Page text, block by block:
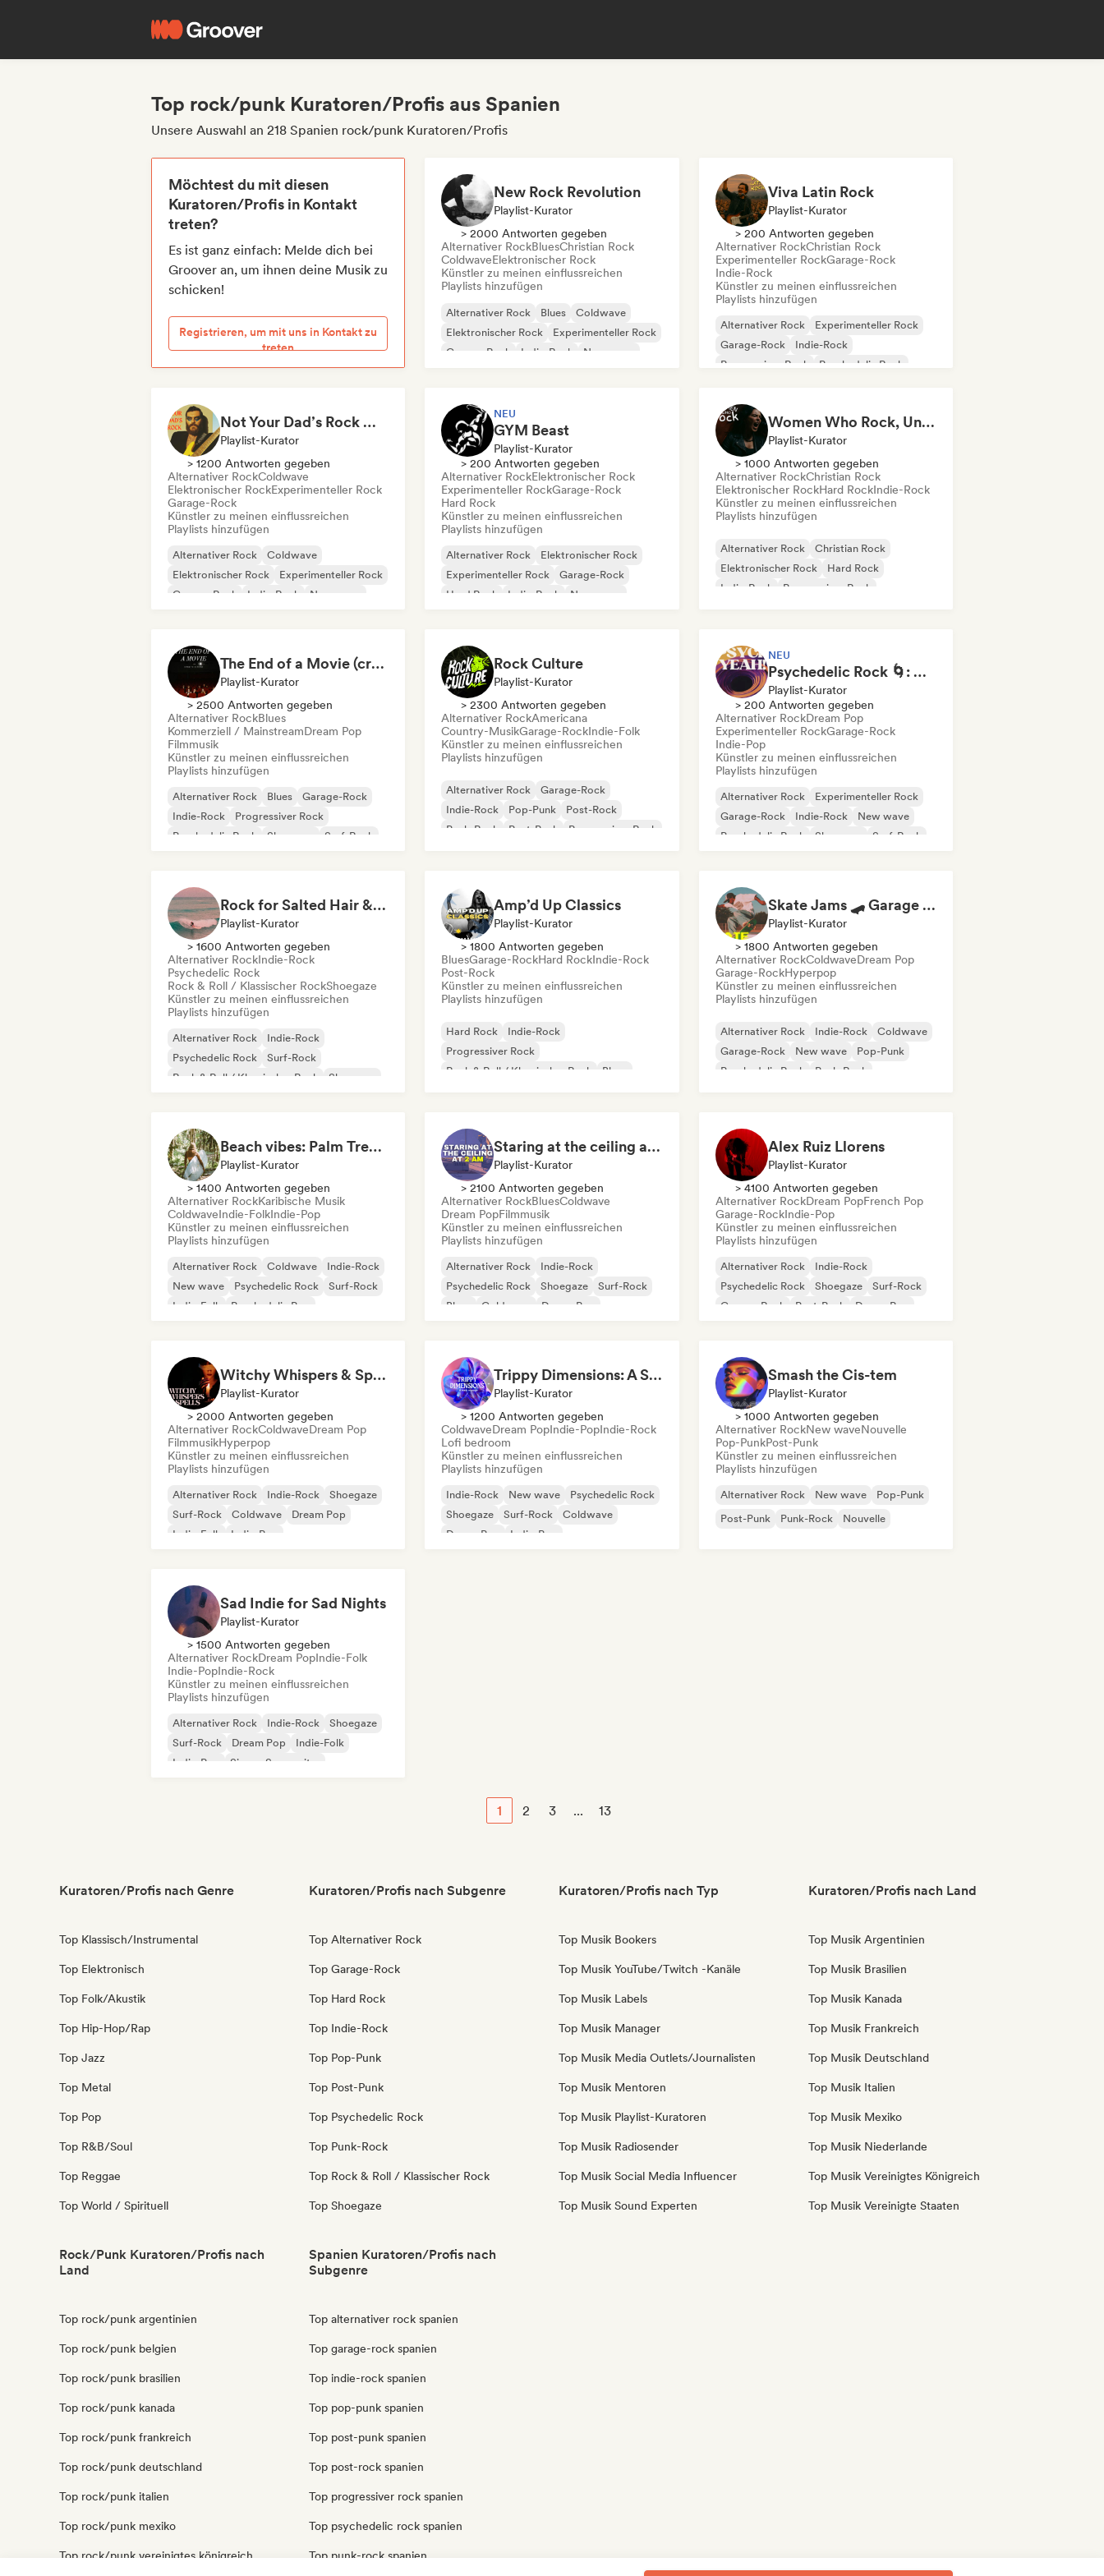
Top rock/punk Kuratoren/Profis aus Spanien
Unsere Auswahl an 218 Spanien rock/punk Kuratoren/Profis
Möchtest du mit diesen
Kuratoren/Profis in Kontakt
treten?
Es ist ganz einfach: Melde dich bei
Groover an, um ihnen deine Musik zu
schicken!
Registrieren, um mit uns in Kontakt zu
treten
New Rock Revolution
Playlist-Kurator
> 2000 Antworten gegeben
Alternativer RockBluesChristian Rock
ColdwaveElektronischer Rock
Künstler zu meinen einflussreichen
Playlists hinzufügen
Alternativer Rock Blues
Coldwave
Elektronischer Rock
Experimenteller Rock
Garage-Rock
Indie-Rock New wave
Viva Latin Rock
Playlist-Kurator
> 200 Antworten gegeben
Alternativer RockChristian Rock
Experimenteller RockGarage-Rock
Indie-Rock
Künstler zu meinen einflussreichen
Playlists hinzufügen
Alternativer Rock
Experimenteller Rock
Garage-Rock
Indie-Rock
Progressiver Rock
Psychedelic Rock
Not Your Dad’s Rock 🤘 Garage Rock, Alt-Rock & Indie Anthems
Playlist-Kurator
> 1200 Antworten gegeben
Alternativer RockColdwave
Elektronischer RockExperimenteller Rock
Garage-Rock
Künstler zu meinen einflussreichen
Playlists hinzufügen
Alternativer Rock
Coldwave
Elektronischer Rock
Experimenteller Rock
Garage-Rock
Indie-Rock
New wave
NEU
GYM Beast
Playlist-Kurator
> 200 Antworten gegeben
Alternativer RockElektronischer Rock
Experimenteller RockGarage-Rock
Hard Rock
Künstler zu meinen einflussreichen
Playlists hinzufügen
Alternativer Rock
Elektronischer Rock
Experimenteller Rock
Garage-Rock
Hard Rock
Indie-Rock
New wave
Women Who Rock, Unapologetically
Playlist-Kurator
> 1000 Antworten gegeben
Alternativer RockChristian Rock
Elektronischer RockHard RockIndie-Rock
Künstler zu meinen einflussreichen
Playlists hinzufügen
Alternativer Rock
Christian Rock
Elektronischer Rock
Hard Rock
Indie-Rock
Progressiver Rock
The End of a Movie (credit scenes) 🎞️ Cinematic Dream Pop & Bedroom Indie
Playlist-Kurator
> 2500 Antworten gegeben
Alternativer RockBlues
Kommerziell / MainstreamDream Pop
Filmmusik
Künstler zu meinen einflussreichen
Playlists hinzufügen
Alternativer Rock Blues
Garage-Rock
Indie-Rock
Progressiver Rock
Psychedelic Rock
Shoegaze Surf-Rock
Rock Culture
Playlist-Kurator
> 2300 Antworten gegeben
Alternativer RockAmericana
Country-MusikGarage-RockIndie-Folk
Künstler zu meinen einflussreichen
Playlists hinzufügen
Alternativer Rock
Garage-Rock
Indie-Rock
Pop-Punk
Post-Rock
Punk-Rock
Post-Punk Progressiver Rock
NEU
Psychedelic Rock 🌀: Modern Psych & Turkish Vibes
Playlist-Kurator
> 200 Antworten gegeben
Alternativer RockDream Pop
Experimenteller RockGarage-Rock
Indie-Pop
Künstler zu meinen einflussreichen
Playlists hinzufügen
Alternativer Rock
Experimenteller Rock
Garage-Rock
Indie-Rock
New wave
Psychedelic Rock
Shoegaze Surf-Rock
Rock for Salted Hair & Sandy Toes
Playlist-Kurator
> 1600 Antworten gegeben
Alternativer RockIndie-Rock
Psychedelic Rock
Rock & Roll / Klassischer RockShoegaze
Künstler zu meinen einflussreichen
Playlists hinzufügen
Alternativer Rock
Indie-Rock
Psychedelic Rock
Surf-Rock
Rock & Roll / Klassischer Rock
Shoegaze
Amp’d Up Classics
Playlist-Kurator
> 1800 Antworten gegeben
BluesGarage-RockHard RockIndie-Rock
Post-Rock
Künstler zu meinen einflussreichen
Playlists hinzufügen
Hard Rock
Indie-Rock
Progressiver Rock
Rock & Roll / Klassischer Rock
Blues
Skate Jams 🛹 Garage Rock, Surf Rock & Neo-Psych
Playlist-Kurator
> 1800 Antworten gegeben
Alternativer RockColdwaveDream Pop
Garage-RockHyperpop
Künstler zu meinen einflussreichen
Playlists hinzufügen
Alternativer Rock Indie-Rock
Coldwave
Garage-Rock
New wave
Pop-Punk
Psychedelic Rock
Punk-Rock
Beach vibes: Palm Tree Breezes 🌴 Indie Folk, Acoustic & Singer-Songwriter
Playlist-Kurator
> 1400 Antworten gegeben
Alternativer RockKaribische Musik
ColdwaveIndie-FolkIndie-Pop
Künstler zu meinen einflussreichen
Playlists hinzufügen
Alternativer Rock Coldwave
Indie-Rock
New wave
Psychedelic Rock
Surf-Rock
Indie-Folk
Psychedelic Pop
Staring at the ceiling at 2am
Playlist-Kurator
> 2100 Antworten gegeben
Alternativer RockBluesColdwave
Dream PopFilmmusik
Künstler zu meinen einflussreichen
Playlists hinzufügen
Alternativer Rock
Indie-Rock
Psychedelic Rock
Shoegaze
Surf-Rock
Blues
Coldwave Dream Pop
Alex Ruiz Llorens
Playlist-Kurator
> 4100 Antworten gegeben
Alternativer RockDream PopFrench Pop
Garage-RockIndie-Pop
Künstler zu meinen einflussreichen
Playlists hinzufügen
Alternativer Rock
Indie-Rock
Psychedelic Rock
Shoegaze
Surf-Rock
Garage-Rock
Post-Punk Dream Pop
Witchy Whispers & Spells 🔮 Ethereal Art Pop & Dream Pop
Playlist-Kurator
> 2000 Antworten gegeben
Alternativer RockColdwaveDream Pop
FilmmusikHyperpop
Künstler zu meinen einflussreichen
Playlists hinzufügen
Alternativer Rock Indie-Rock
Shoegaze
Surf-Rock
Coldwave
Dream Pop
Indie-Folk
Indie-Pop
Trippy Dimensions: A Sonic Voyage
Playlist-Kurator
> 1200 Antworten gegeben
ColdwaveDream PopIndie-PopIndie-Rock
Lofi bedroom
Künstler zu meinen einflussreichen
Playlists hinzufügen
Indie-Rock New wave
Psychedelic Rock
Shoegaze
Surf-Rock
Coldwave
Dream Pop
Indie-Pop
Smash the Cis-tem
Playlist-Kurator
> 1000 Antworten gegeben
Alternativer RockNew waveNouvelle
Pop-PunkPost-Punk
Künstler zu meinen einflussreichen
Playlists hinzufügen
Alternativer Rock New wave
Pop-Punk
Post-Punk
Punk-Rock Nouvelle
Sad Indie for Sad Nights
Playlist-Kurator
> 1500 Antworten gegeben
Alternativer RockDream PopIndie-Folk
Indie-PopIndie-Rock
Künstler zu meinen einflussreichen
Playlists hinzufügen
Alternativer Rock Indie-Rock
Shoegaze
Surf-Rock
Dream Pop
Indie-Folk
Indie-Pop
Singer-Songwriter
1 2 3 ... 13
Kuratoren/Profis nach Genre
Top Klassisch/Instrumental
Top Elektronisch
Top Folk/Akustik
Top Hip-Hop/Rap
Top Jazz
Top Metal
Top Pop
Top R&B/Soul
Top Reggae
Top World / Spirituell
Kuratoren/Profis nach Subgenre
Top Alternativer Rock
Top Garage-Rock
Top Hard Rock
Top Indie-Rock
Top Pop-Punk
Top Post-Punk
Top Psychedelic Rock
Top Punk-Rock
Top Rock & Roll / Klassischer Rock
Top Shoegaze
Kuratoren/Profis nach Typ
Top Musik Bookers
Top Musik YouTube/Twitch -Kanäle
Top Musik Labels
Top Musik Manager
Top Musik Media Outlets/Journalisten
Top Musik Mentoren
Top Musik Playlist-Kuratoren
Top Musik Radiosender
Top Musik Social Media Influencer
Top Musik Sound Experten
Kuratoren/Profis nach Land
Top Musik Argentinien
Top Musik Brasilien
Top Musik Kanada
Top Musik Frankreich
Top Musik Deutschland
Top Musik Italien
Top Musik Mexiko
Top Musik Niederlande
Top Musik Vereinigtes Königreich
Top Musik Vereinigte Staaten
Rock/Punk Kuratoren/Profis nach
Land
Top rock/punk argentinien
Top rock/punk belgien
Top rock/punk brasilien
Top rock/punk kanada
Top rock/punk frankreich
Top rock/punk deutschland
Top rock/punk italien
Top rock/punk mexiko
Top rock/punk vereinigtes königreich
Spanien Kuratoren/Profis nach
Subgenre
Top alternativer rock spanien
Top garage-rock spanien
Top indie-rock spanien
Top pop-punk spanien
Top post-punk spanien
Top post-rock spanien
Top progressiver rock spanien
Top psychedelic rock spanien
Top punk-rock spanien